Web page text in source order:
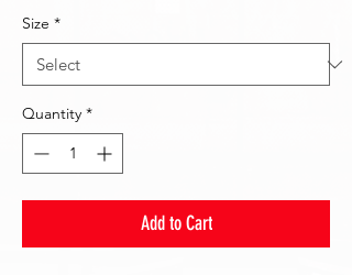
Size *
Quantity *
Add to Cart